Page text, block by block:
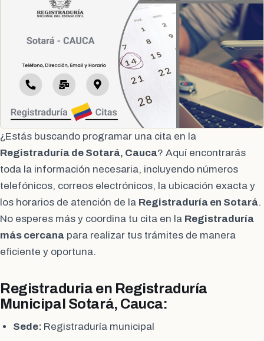
¿Estás buscando programar una cita en la
Registraduría de Sotará, Cauca? Aquí encontrarás
toda la información necesaria, incluyendo números
telefónicos, correos electrónicos, la ubicación exacta y
los horarios de atención de la Registraduría en Sotará.
No esperes más y coordina tu cita en la Registraduría
más cercana para realizar tus trámites de manera
eficiente y oportuna.
Registraduria en Registraduría
Municipal Sotará, Cauca:
Sede: Registraduría municipal